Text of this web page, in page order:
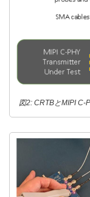
図2: CRTBとMIPI C-